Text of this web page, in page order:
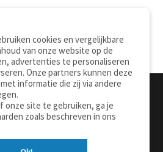
Over deze site
Privacy
cookies en vergelijkbare
van onze website op de
advertenties te personaliseren
Onze partners kunnen deze
informatie die zij via andere
onze site te gebruiken, ga je
zoals beschreven in ons